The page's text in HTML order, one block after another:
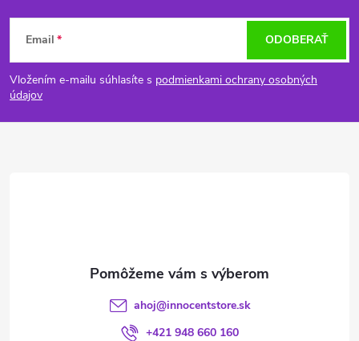
Z
á
p
Email
Vložením e-mailu súhlasíte s podmienkami ochrany osobných
údajov
ODOBERAŤ
ahoj@innocentstore.sk
+421 948 660 160